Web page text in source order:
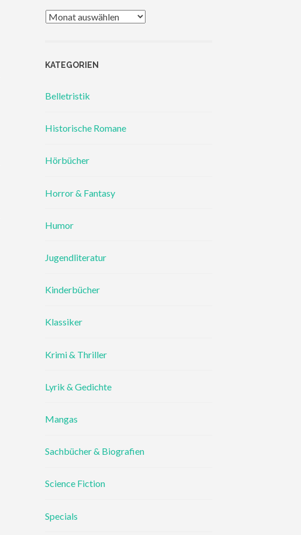
Archiv
KATEGORIEN
Belletristik
Historische Romane
Hörbücher
Horror & Fantasy
Humor
Jugendliteratur
Kinderbücher
Klassiker
Krimi & Thriller
Lyrik & Gedichte
Mangas
Sachbücher & Biografien
Science Fiction
Specials